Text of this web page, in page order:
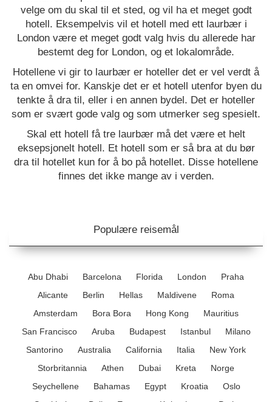
velge om du skal til et sted, og vil ha et meget godt
hotell. Eksempelvis vil et hotell med ett laurbær i
London være et meget godt valg hvis du allerede har
bestemt deg for London, og et lokalområde.
Hotellene vi gir to laurbær er hoteller det er vel verdt å
ta en omvei for. Kanskje det er et hotell utenfor byen du
tenkte å dra til, eller i en annen bydel. Det er hoteller
som er svært gode valg og som utmerker seg spesielt.
Skal ett hotell få tre laurbær må det være et helt
eksepsjonelt hotell. Et hotell som er så bra at du bør
dra til hotellet kun for å bo på hotellet. Disse hotellene
finnes det ikke mange av i verden.
Populære reisemål
Abu Dhabi Barcelona Florida London
Praha
Alicante
Berlin Hellas Maldivene
Roma
Amsterdam
Bora Bora Hong Kong
Mauritius
San Francisco
Aruba Budapest Istanbul
Milano
Santorino
Australia California Italia
New York
Storbritannia
Athen Dubai Kreta
Norge
Seychellene
Bahamas Egypt Kroatia
Oslo